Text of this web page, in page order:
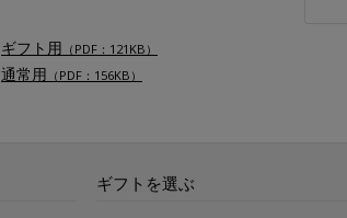
ギフト用 （PDF：121KB）
通常用 （PDF：156KB）
ギフトを選ぶ